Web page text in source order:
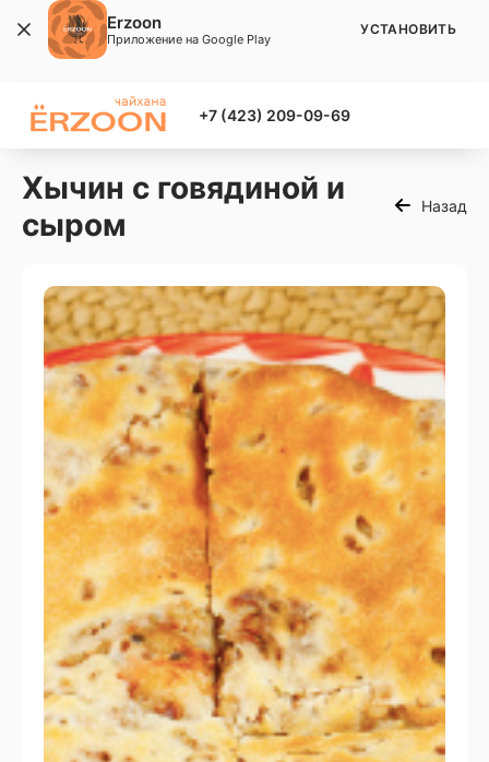
+7 (423) 209-09-69
Хычин с говядиной и
сыром
Назад
Erzoon
Приложение на Google Play
УСТАНОВИТЬ